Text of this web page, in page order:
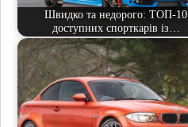
Швидко та недорого: ТОП-10
доступних спорткарів із…